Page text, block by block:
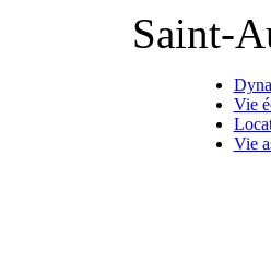
Saint-
Vie
Vie